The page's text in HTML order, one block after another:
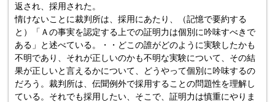
返され、採用された。
情けないことに裁判所は、採用にあたり、（記憶で要約する
と）「Ａの事実を認定する上での証明力は個別に吟味すべきで
ある」と述べている。・・どこの誰がどのように実験したかも
不明であり、それが正しいのかも不明な実験について、その結
果が正しいと言えるかについて、どうやって個別に吟味するの
だろう。裁判所は、伝聞例外で採用することの問題性を理解し
ている。それでも採用したい、そこで、証明力は慎重にやりま